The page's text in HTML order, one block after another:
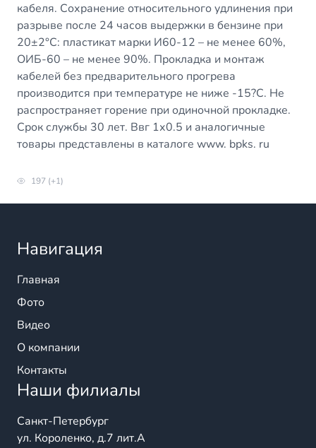
кабеля. Сохранение относительного удлинения при
разрыве после 24 часов выдержки в бензине при
20±2°С: пластикат марки И60-12 – не менее 60%,
ОИБ-60 – не менее 90%. Прокладка и монтаж
кабелей без предварительного прогрева
производится при температуре не ниже -15?С. Не
распространяет горение при одиночной прокладке.
Срок службы 30 лет. Ввг 1х0.5 и аналогичные
товары представлены в каталоге www. bpks. ru
197 (+1)
Навигация
Главная
Фото
Видео
О компании
Контакты
Наши филиалы
Санкт-Петербург
ул. Короленко, д.7 лит.А